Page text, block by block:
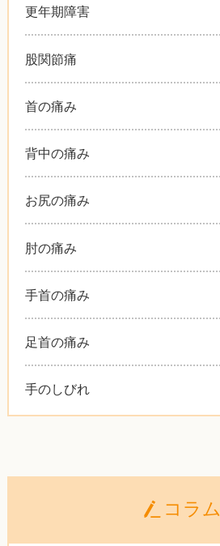
更年期障害
股関節痛
首の痛み
背中の痛み
お尻の痛み
肘の痛み
手首の痛み
足首の痛み
手のしびれ
コラム